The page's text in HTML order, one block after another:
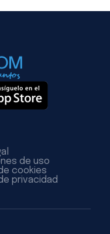
de uso
cookies
privacidad